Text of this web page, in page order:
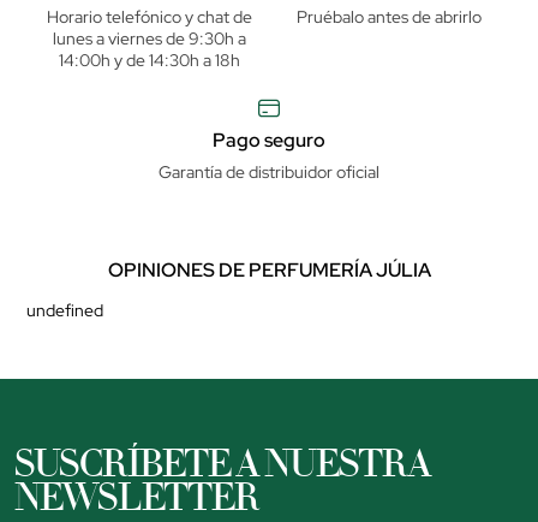
Horario telefónico y chat de
lunes a viernes de 9:30h a
14:00h y de 14:30h a 18h
Pruébalo antes de abrirlo
Pago seguro
Garantía de distribuidor oficial
OPINIONES DE PERFUMERÍA JÚLIA
undefined
SUSCRÍBETE A NUESTRA
NEWSLETTER